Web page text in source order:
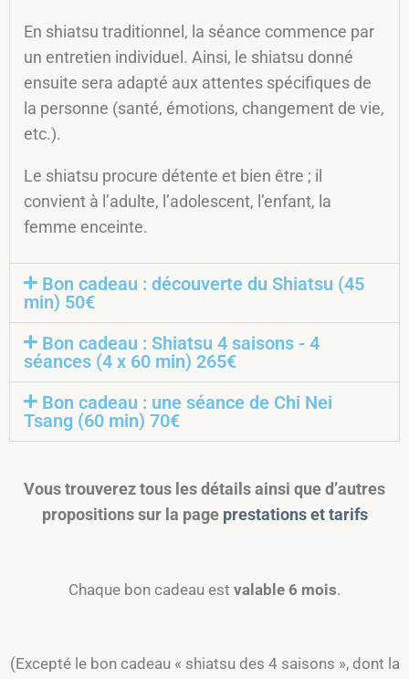
En shiatsu traditionnel, la séance commence par
un entretien individuel. Ainsi, le shiatsu donné
ensuite sera adapté aux attentes spécifiques de
la personne (santé, émotions, changement de vie,
etc.).
Le shiatsu procure détente et bien être ; il
convient à l’adulte, l’adolescent, l’enfant, la
femme enceinte.
Bon cadeau : découverte du Shiatsu (45
min) 50€
Bon cadeau : Shiatsu 4 saisons - 4
séances (4 x 60 min) 265€
Bon cadeau : une séance de Chi Nei
Tsang (60 min) 70€
Vous trouverez tous les détails ainsi que d’autres
propositions sur la page prestations et tarifs
Chaque bon cadeau est valable 6 mois.
(Excepté le bon cadeau « shiatsu des 4 saisons », dont la